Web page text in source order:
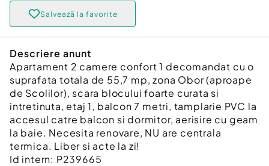
Salvează la favorite
Descriere anunt
Apartament 2 camere confort 1 decomandat cu o
suprafata totala de 55,7 mp, zona Obor (aproape
de Scolilor), scara blocului foarte curata si
intretinuta, etaj 1, balcon 7 metri, tamplarie PVC la
accesul catre balcon si dormitor, aerisire cu geam
la baie. Necesita renovare, NU are centrala
termica. Liber si acte la zi!
Id intern: P239665